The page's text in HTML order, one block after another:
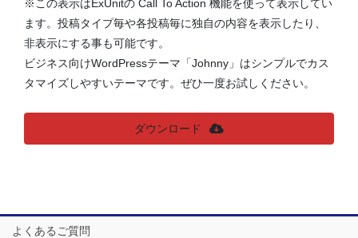
※この表示はExUnitの Call To Action 機能を使って表示してい
ます。投稿タイプ毎や各投稿毎に独自の内容を表示したり、
非表示にする事も可能です。
ビジネス向けWordPressテーマ「Johnny」はシンプルでカス
タマイズしやすいテーマです。ぜひ一度お試しください。
ダウンロード
よくあるご質問